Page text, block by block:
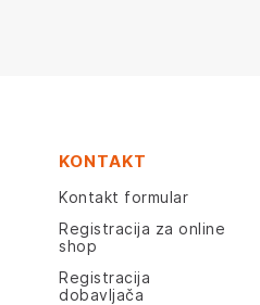
KONTAKT
Kontakt formular
Registracija za online
shop
Registracija
dobavljača